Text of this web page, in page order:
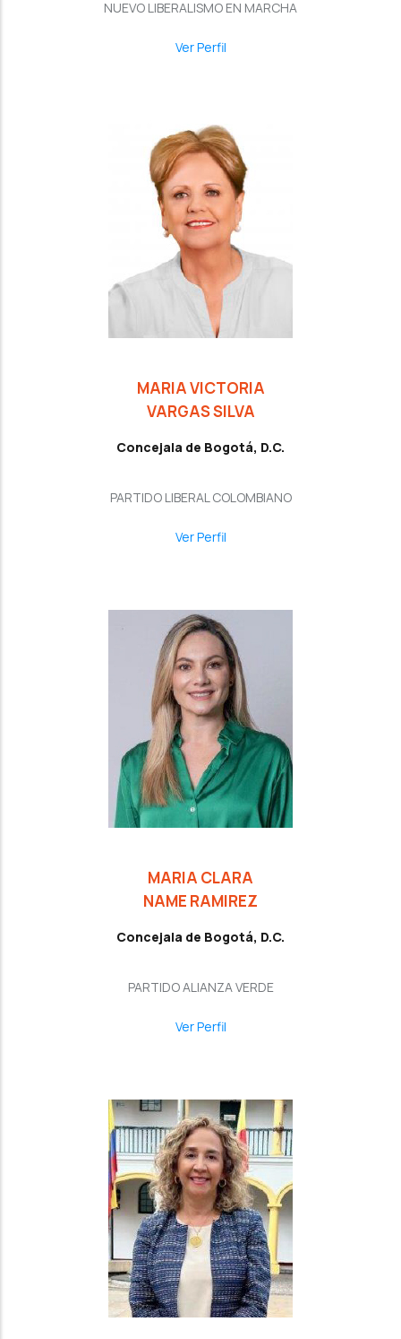
NUEVO LIBERALISMO EN MARCHA
Ver Perfil
MARIA VICTORIA
VARGAS SILVA
Concejala de Bogotá, D.C.
PARTIDO LIBERAL COLOMBIANO
Ver Perfil
MARIA CLARA
NAME RAMIREZ
Concejala de Bogotá, D.C.
PARTIDO ALIANZA VERDE
Ver Perfil